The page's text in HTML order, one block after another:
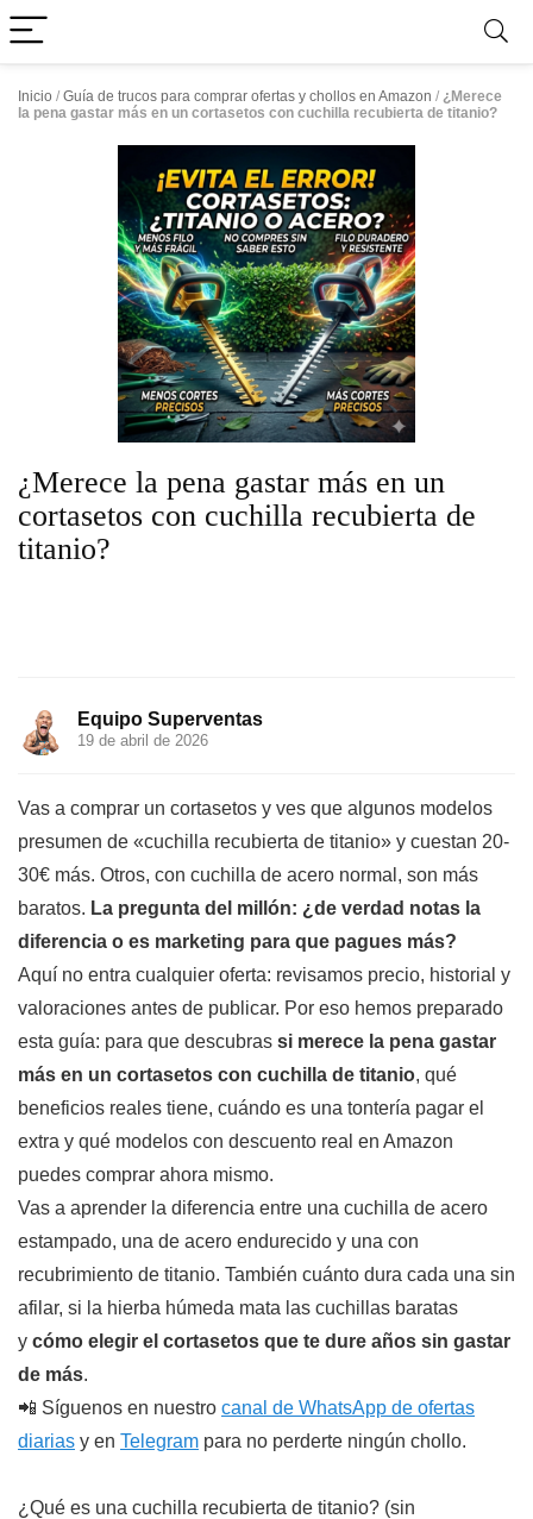
Inicio / Guía de trucos para comprar ofertas y chollos en Amazon / ¿Merece
la pena gastar más en un cortasetos con cuchilla recubierta de titanio?
¿Merece la pena gastar más en un
cortasetos con cuchilla recubierta de
titanio?
Equipo Superventas
19 de abril de 2026
Vas a comprar un cortasetos y ves que algunos modelos
presumen de «cuchilla recubierta de titanio» y cuestan 20-
30€ más. Otros, con cuchilla de acero normal, son más
baratos. La pregunta del millón: ¿de verdad notas la
diferencia o es marketing para que pagues más?
Aquí no entra cualquier oferta: revisamos precio, historial y
valoraciones antes de publicar. Por eso hemos preparado
esta guía: para que descubras si merece la pena gastar
más en un cortasetos con cuchilla de titanio, qué
beneficios reales tiene, cuándo es una tontería pagar el
extra y qué modelos con descuento real en Amazon
puedes comprar ahora mismo.
Vas a aprender la diferencia entre una cuchilla de acero
estampado, una de acero endurecido y una con
recubrimiento de titanio. También cuánto dura cada una sin
afilar, si la hierba húmeda mata las cuchillas baratas
y cómo elegir el cortasetos que te dure años sin gastar
de más.
📲 Síguenos en nuestro canal de WhatsApp de ofertas
diarias y en Telegram para no perderte ningún chollo.
¿Qué es una cuchilla recubierta de titanio? (sin